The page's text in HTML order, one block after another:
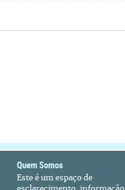
Quem Somos
Este é um espaço de